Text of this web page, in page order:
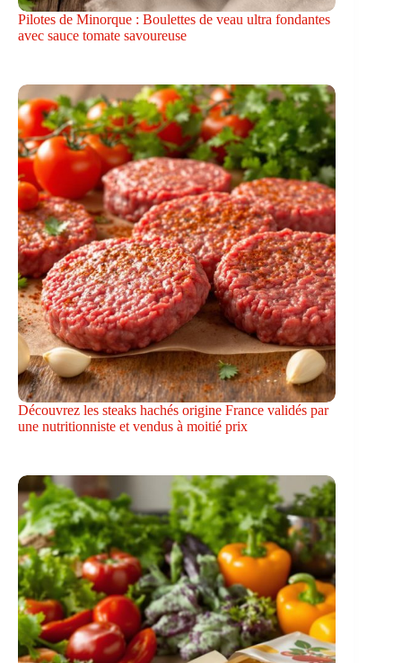
Pilotes de Minorque : Boulettes de veau ultra fondantes
avec sauce tomate savoureuse
Découvrez les steaks hachés origine France validés par
une nutritionniste et vendus à moitié prix